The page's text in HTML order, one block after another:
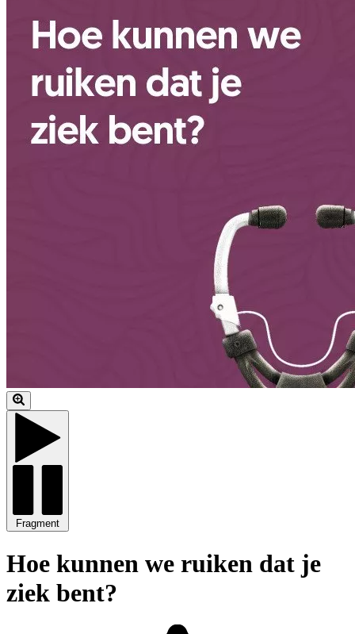
Fragment
Hoe kunnen we ruiken dat je
ziek bent?